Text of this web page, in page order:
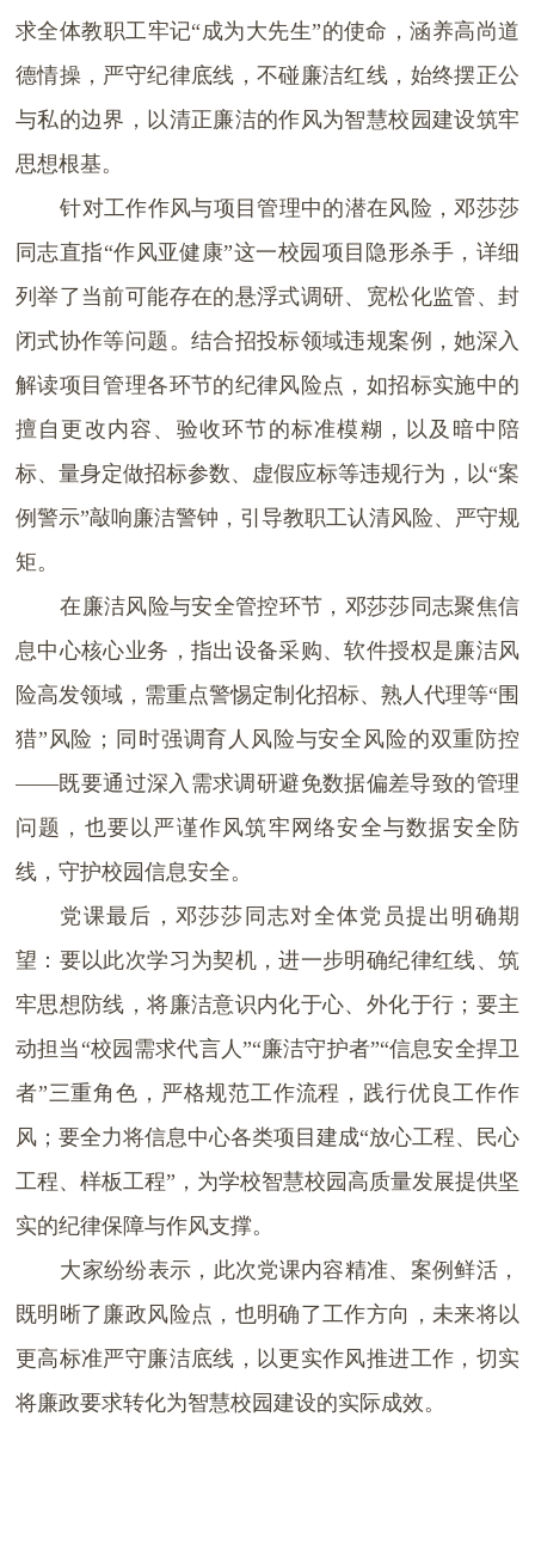
求全体教职工牢记“成为大先生”的使命，涵养高尚道
德情操，严守纪律底线，不碰廉洁红线，始终摆正公
与私的边界，以清正廉洁的作风为智慧校园建设筑牢
思想根基。
针对工作作风与项目管理中的潜在风险，邓莎莎
同志直指“作风亚健康”这一校园项目隐形杀手，详细
列举了当前可能存在的悬浮式调研、宽松化监管、封
闭式协作等问题。结合招投标领域违规案例，她深入
解读项目管理各环节的纪律风险点，如招标实施中的
擅自更改内容、验收环节的标准模糊，以及暗中陪
标、量身定做招标参数、虚假应标等违规行为，以“案
例警示”敲响廉洁警钟，引导教职工认清风险、严守规
矩。
在廉洁风险与安全管控环节，邓莎莎同志聚焦信
息中心核心业务，指出设备采购、软件授权是廉洁风
险高发领域，需重点警惕定制化招标、熟人代理等“围
猎”风险；同时强调育人风险与安全风险的双重防控
——既要通过深入需求调研避免数据偏差导致的管理
问题，也要以严谨作风筑牢网络安全与数据安全防
线，守护校园信息安全。
党课最后，邓莎莎同志对全体党员提出明确期
望：要以此次学习为契机，进一步明确纪律红线、筑
牢思想防线，将廉洁意识内化于心、外化于行；要主
动担当“校园需求代言人”“廉洁守护者”“信息安全捍卫
者”三重角色，严格规范工作流程，践行优良工作作
风；要全力将信息中心各类项目建成“放心工程、民心
工程、样板工程”，为学校智慧校园高质量发展提供坚
实的纪律保障与作风支撑。
大家纷纷表示，此次党课内容精准、案例鲜活，
既明晰了廉政风险点，也明确了工作方向，未来将以
更高标准严守廉洁底线，以更实作风推进工作，切实
将廉政要求转化为智慧校园建设的实际成效。